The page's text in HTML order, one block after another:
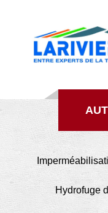
Hydrofuge